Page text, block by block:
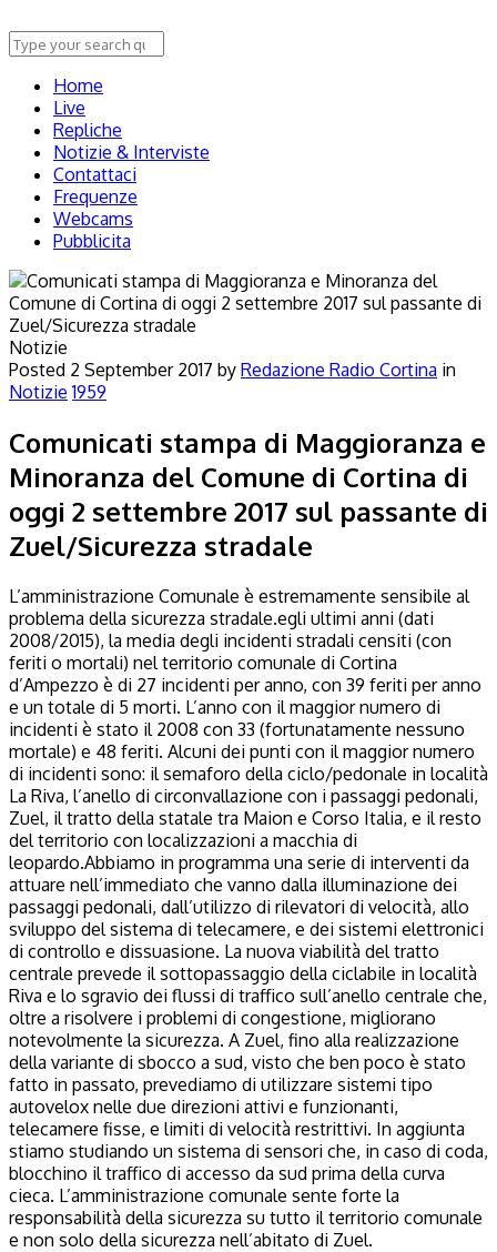
Home
Live
Repliche
Notizie & Interviste
Contattaci
Frequenze
Webcams
Pubblicita
Notizie
Posted 2 September 2017 by Redazione Radio Cortina in
Notizie 1959
Comunicati stampa di Maggioranza e
Minoranza del Comune di Cortina di
oggi 2 settembre 2017 sul passante di
Zuel/Sicurezza stradale
L’amministrazione Comunale è estremamente sensibile al
problema della sicurezza stradale.egli ultimi anni (dati
2008/2015), la media degli incidenti stradali censiti (con
feriti o mortali) nel territorio comunale di Cortina
d’Ampezzo è di 27 incidenti per anno, con 39 feriti per anno
e un totale di 5 morti. L’anno con il maggior numero di
incidenti è stato il 2008 con 33 (fortunatamente nessuno
mortale) e 48 feriti. Alcuni dei punti con il maggior numero
di incidenti sono: il semaforo della ciclo/pedonale in località
La Riva, l’anello di circonvallazione con i passaggi pedonali,
Zuel, il tratto della statale tra Maion e Corso Italia, e il resto
del territorio con localizzazioni a macchia di
leopardo.Abbiamo in programma una serie di interventi da
attuare nell’immediato che vanno dalla illuminazione dei
passaggi pedonali, dall’utilizzo di rilevatori di velocità, allo
sviluppo del sistema di telecamere, e dei sistemi elettronici
di controllo e dissuasione. La nuova viabilità del tratto
centrale prevede il sottopassaggio della ciclabile in località
Riva e lo sgravio dei flussi di traffico sull’anello centrale che,
oltre a risolvere i problemi di congestione, migliorano
notevolmente la sicurezza. A Zuel, fino alla realizzazione
della variante di sbocco a sud, visto che ben poco è stato
fatto in passato, prevediamo di utilizzare sistemi tipo
autovelox nelle due direzioni attivi e funzionanti,
telecamere fisse, e limiti di velocità restrittivi. In aggiunta
stiamo studiando un sistema di sensori che, in caso di coda,
blocchino il traffico di accesso da sud prima della curva
cieca. L’amministrazione comunale sente forte la
responsabilità della sicurezza su tutto il territorio comunale
e non solo della sicurezza nell’abitato di Zuel.